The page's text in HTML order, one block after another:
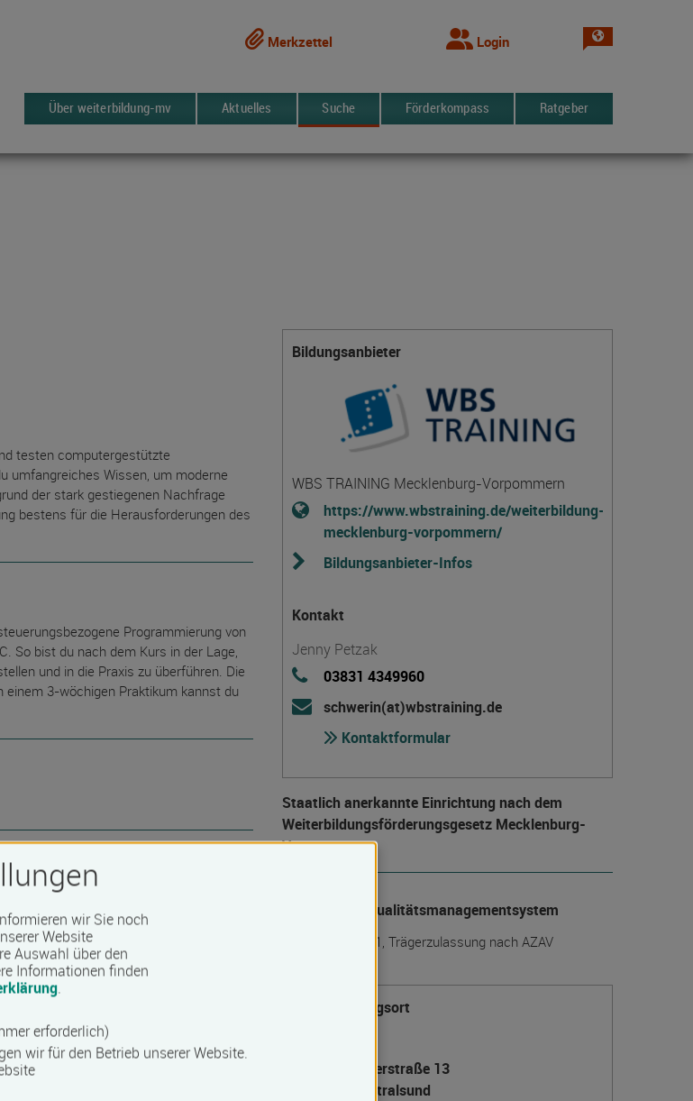
Merkzettel Login Sprache
Über weiterbildung-mv Aktuelles Suche Förderkompass Ratgeber
testen computergestützte
umfangreiches Wissen, um moderne
der stark gestiegenen Nachfrage
bestens für die Herausforderungen des
Programmierung von
So bist du nach dem Kurs in der Lage,
und in die Praxis zu überführen. Die
3-wöchigen Praktikum kannst du
Sie bitte beim Anbieter.
Bildungsanbieter
WBS TRAINING Mecklenburg-Vorpommern
https://www.wbstraining.de/weiterbildung-
mecklenburg-vorpommern/
Bildungsanbieter-Infos
Kontakt
Jenny Petzak
03831 4349960
schwerin(at)wbstraining.de
Kontaktformular
Staatlich anerkannte Einrichtung nach dem
Weiter­bildungs­förderungs­gesetz Mecklenburg-
Vorpommern
anerkanntes Qualitätsmanagementsystem
DIN EN ISO 9001, Trägerzulassung nach AZAV
Veranstaltungsort
Semlowerstraße 13
18439 Stralsund
wir Sie noch
Website
Auswahl über den
Informationen finden
.
erforderlich)
wir für den Betrieb unserer Website.